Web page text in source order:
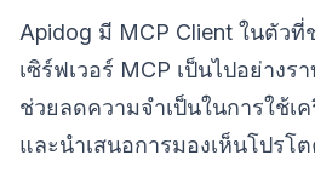
Apidog มี MCP Client ในตัว
เซิร์ฟเวอร์ MCP เป็นไปอย่างร
ช่วยลดความจำเป็นในการใช้เ
และนำเสนอการมองเห็นโปรโ